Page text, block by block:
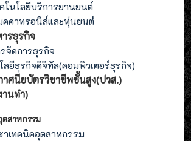
โนโลยีบริการยานยนต์
คคาทรอนิส์และหุ่นยนต์
รธุรกิจ
รจัดการธุรกิจ
ลยีธุรกิจดิจิทัล(คอมพิวเตอร์ธุรกิจ)
ศนียบัตรวิชาชีพชั้นสูง(ปวส.)
านทำ)
ตสาหกรรม
าเทคนิคอุตสาหกรรม